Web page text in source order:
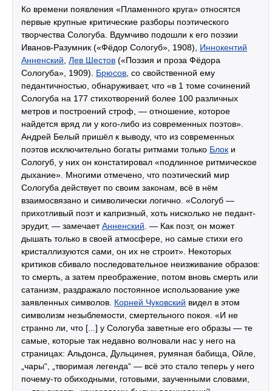
Ко времени появления «Пламенного круга» относятся
первые крупные критические разборы поэтического
творчества Сологуба. Вдумчиво подошли к его поэзии
Иванов-Разумник («Фёдор Сологуб», 1908), Иннокентий
Анненский Лев Шестов («Поэзия и проза Фёдора
Сологуба», 1909). Брюсов , со свойственной ему
педантичностью, обнаруживает, что «в 1 томе сочинений
Сологуба на 177 стихотворений более 100 различных
метров и построений строф, — отношение, которое
найдется вряд ли у кого-либо из современных поэтов».
Андрей Белый пришёл к выводу, что из современных
поэтов исключительно богаты ритмами только Блок и
Сологуб, у них он констатировал «подлинное ритмическое
дыхание». Многими отмечено, что поэтический мир
Сологуба действует по своим законам, всё в нём
взаимосвязано и символически логично. «Сологуб —
прихотливый поэт и капризный, хоть нисколько не педант-
эрудит, — замечаетАнненский . — Как поэт, он может
дышать только в своей атмосфере, но самые стихи его
кристаллизуются сами, он их не строит». Некоторых
критиков сбивало последовательное неизживание образов:
то смерть, а затем преображение, потом вновь смерть или
сатанизм, раздражало постоянное использование уже
заявленных символов. Корней Чуковский видел в этом
символизм незыблемости, смертельного покоя. «И не
странно ли, что [...] у Сологуба заветные его образы — те
самые, которые так недавно волновали нас у него на
страницах: Альдонса, Дульцинея, румяная бабища, Ойле,
„чары“, „творимая легенда“ — всё это стало теперь у него
почему-то обиходными, готовыми, заученными словами,